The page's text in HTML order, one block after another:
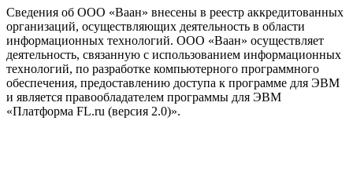
Сведения об ООО «Ваан» внесены в реестр аккредитованных
организаций, осуществляющих деятельность в области
информационных технологий. ООО «Ваан» осуществляет
деятельность, связанную с использованием информационных
технологий, по разработке компьютерного программного
обеспечения, предоставлению доступа к программе для ЭВМ
и является правообладателем программы для ЭВМ
«Платформа FL.ru (версия 2.0)».